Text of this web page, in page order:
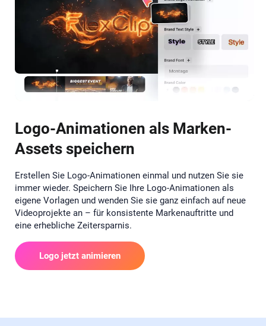
Logo-Animationen als Marken-
Assets speichern
Erstellen Sie Logo-Animationen einmal und nutzen Sie sie
immer wieder. Speichern Sie Ihre Logo-Animationen als
eigene Vorlagen und wenden Sie sie ganz einfach auf neue
Videoprojekte an – für konsistente Markenauftritte und
eine erhebliche Zeitersparnis.
Logo jetzt animieren